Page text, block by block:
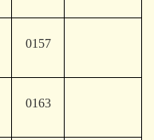
0157
0163